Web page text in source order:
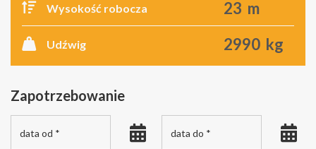
Wysokość robocza
Udźwig
Zapotrzebowanie